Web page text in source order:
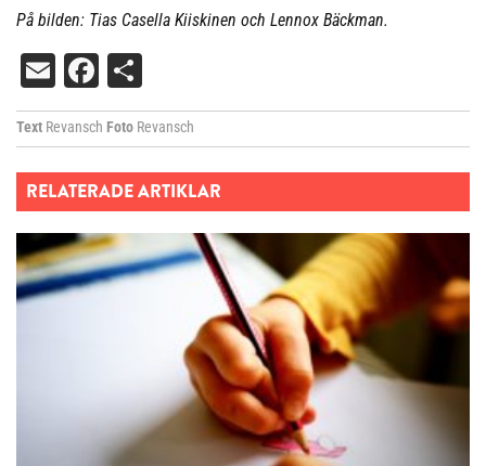
På bilden: Tias Casella Kiiskinen och Lennox Bäckman.
EmailFacebook
Text Revansch Foto Revansch
RELATERADE ARTIKLAR